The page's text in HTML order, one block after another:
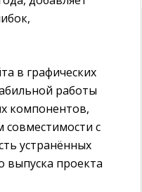
в графических
работы
компонентов,
совместимости с
устранённых
выпуска проекта